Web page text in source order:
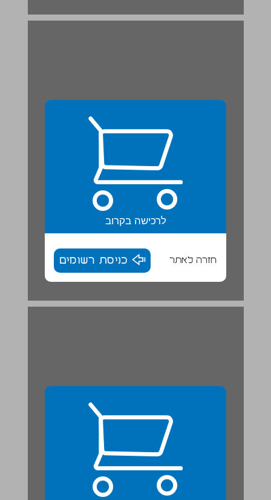
אֵיךְ קוֹרְאִים אֶת זֶה? | שֶׁטֶף קְרִיאָה ... 27
לרכישה בקרוב
חזרה לאתר כניסת רשומים
אָז מָה עוֹשִׂים הַיוֹם? | פְּעִילוּיוֹת סִכּוּם ... 28